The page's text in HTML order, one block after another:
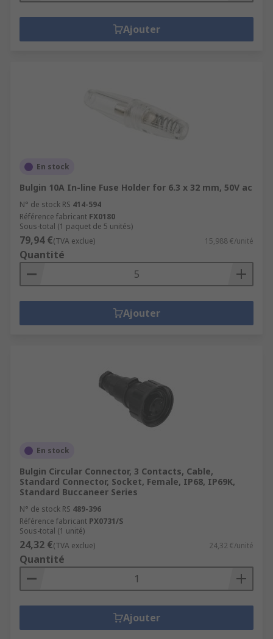
Ajouter
En stock
Bulgin 10A In-line Fuse Holder for 6.3 x 32 mm, 50V ac
N° de stock RS 414-594
Référence fabricant FX0180
Sous-total (1 paquet de 5 unités)
79,94 €(TVA exclue) 15,988 €/unité
Quantité
Ajouter
En stock
Bulgin Circular Connector, 3 Contacts, Cable,
Standard Connector, Socket, Female, IP68, IP69K,
Standard Buccaneer Series
N° de stock RS 489-396
Référence fabricant PX0731/S
Sous-total (1 unité)
24,32 €(TVA exclue) 24,32 €/unité
Quantité
Ajouter